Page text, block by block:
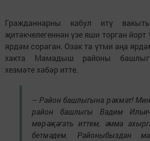
Гражданнарны кабул итү
җитәкчелегеннән үзе яши торган йорт
ярдәм сораган. Озак та үтми аңа
хакта Мамадыш районы
хезмәте хәбәр итте.
– Район башлыгына рәхмәт!
район башлыгы Вадим
мөрәҗәгать иттем, әмма
бетмәдем. Районыбыздан